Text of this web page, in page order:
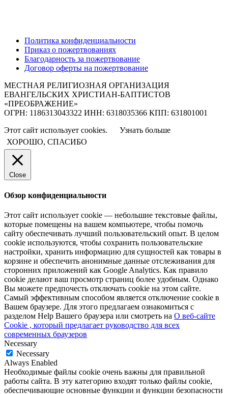
Политика конфиденциальности
Приказ о пожертвованиях
Благодарность за пожертвование
Договор оферты на пожертвование
МЕСТНАЯ РЕЛИГИОЗНАЯ ОРГАНИЗАЦИЯ
ЕВАНГЕЛЬСКИХ ХРИСТИАН-БАПТИСТОВ
«ПРЕОБРАЖЕНИЕ»
ОГРН: 1186313043322 ИНН: 6318035366 КПП: 631801001
Этот сайт использует cookies.
Узнать больше
ХОРОШО, СПАСИБО
Close
Обзор конфиденциальности
Этот сайт использует cookie — небольшие текстовые файлы,
которые помещены на вашем компьютере, чтобы помочь
сайту обеспечивать лучший пользовательский опыт. В целом
cookie используются, чтобы сохранить пользовательские
настройки, хранить информацию для сущностей как товары в
корзине и обеспечить анонимные данные отслеживания для
сторонних приложений как Google Analytics. Как правило
cookie делают ваш просмотр страниц более удобным. Однако
Вы можете предпочесть отключать cookie на этом сайте.
Самый эффективным способом является отключение cookie в
Вашем браузере. Для этого предлагаем ознакомиться с
разделом Help Вашего браузера или смотреть на О веб-сайте
Cookie , который предлагает руководство для всех
современных браузеров
Necessary
Necessary
Always Enabled
Необходимые файлы cookie очень важны для правильной
работы сайта. В эту категорию входят только файлы cookie,
обеспечивающие основные функции и функции безопасности